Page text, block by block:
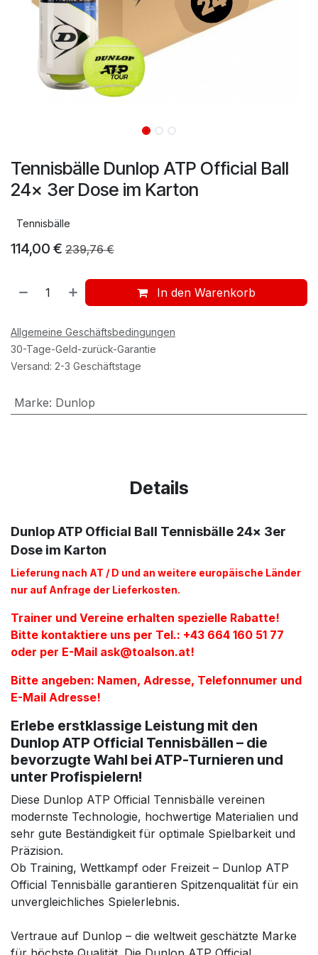
Tennisbälle Dunlop ATP Official Ball
24x 3er Dose im Karton
Tennisbälle
114,00 € 239,76€
In den Warenkorb
Allgemeine Geschäftsbedingungen
30-Tage-Geld-zurück-Garantie
Versand: 2-3 Geschäftstage
Marke: Dunlop
Details
Dunlop ATP Official Ball Tennisbälle 24x 3er
Dose im Karton
Lieferung nach AT / D und an weitere europäische Länder
nur auf Anfrage der Lieferkosten.
Trainer und Vereine erhalten spezielle Rabatte!
Bitte kontaktiere uns per Tel.: +43 664 160 51 77
oder per E-Mail ask@toalson.at!
Bitte angeben: Namen, Adresse, Telefonnumer und
E-Mail Adresse!
Erlebe erstklassige Leistung mit den
Dunlop ATP Official Tennisbällen – die
bevorzugte Wahl bei ATP-Turnieren und
unter Profispielern!
Diese Dunlop ATP Official Tennisbälle vereinen
modernste Technologie, hochwertige Materialien und
sehr gute Beständigkeit für optimale Spielbarkeit und
Präzision.
Ob Training, Wettkampf oder Freizeit – Dunlop ATP
Official Tennisbälle garantieren Spitzenqualität für ein
unvergleichliches Spielerlebnis.
Vertraue auf Dunlop – die weltweit geschätzte Marke